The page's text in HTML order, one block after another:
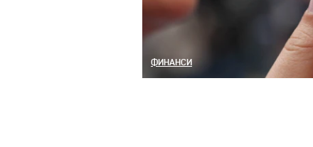
ФИНАНСИ